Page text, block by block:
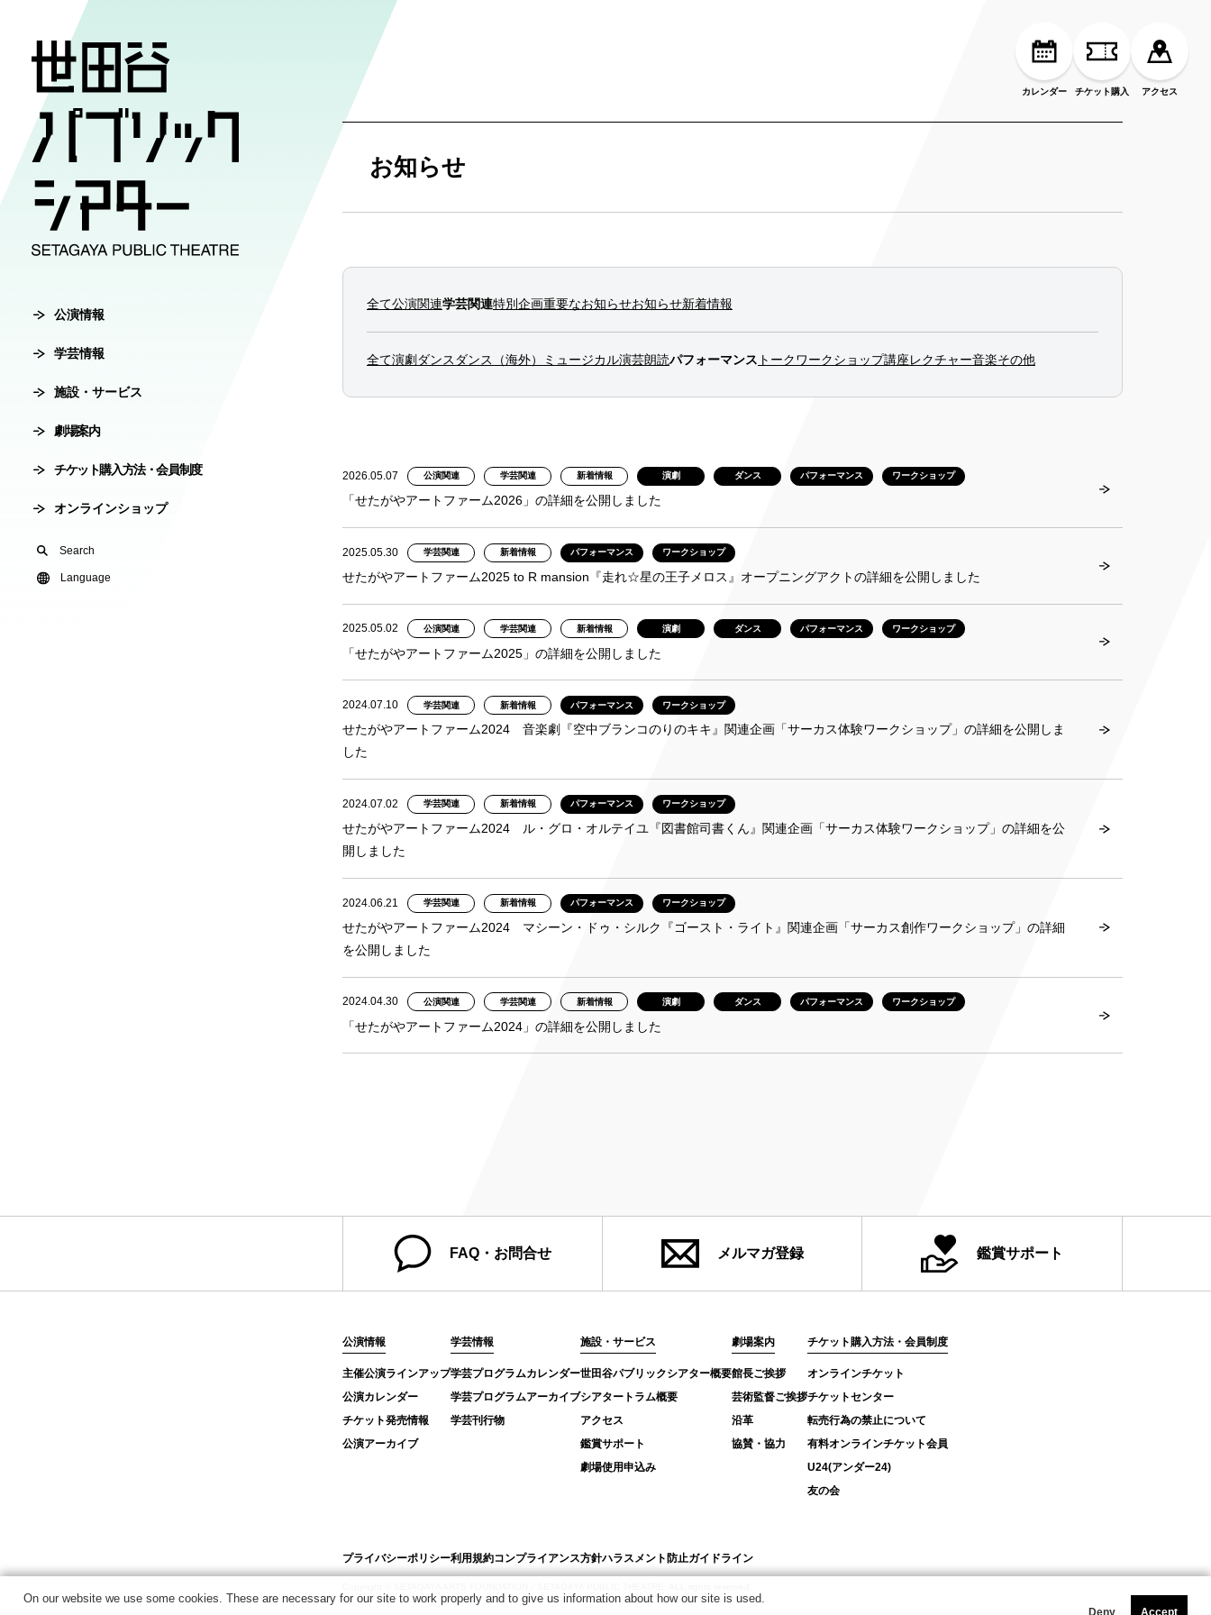
公演情報
公演情報
主催公演ラインアップ
公演カレンダー
チケット発売情報
公演アーカイブ
学芸情報
学芸情報
学芸プログラムカレンダー
学芸プログラムアーカイブ
学芸刊行物
施設・サービス
施設・サービス
世田谷パブリックシアター概要
シアタートラム概要
鑑賞サポート
劇場案内
劇場案内
館長ご挨拶
芸術監督ご挨拶
協賛・協力
チケット購入方法・会員制度
チケット購入方法・会員制度
オンラインチケット
転売行為の禁止について
有料オンラインチケット会員
友の会
オンラインショップ
Search
Language
カレンダー チケット購入 アクセス
お知らせ
全て公演関連学芸関連特別企画重要なお知らせお知らせ新着情報
全て演劇 ダンス ダンス（海外） ミュージカル演芸朗読パフォーマンス トークワークショップ講座レクチャー音楽その他
2026.05.07 公演関連 学芸関連 新着情報 演劇 ダンス パフォーマンス ワークショップ
「せたがやアートファーム2026」の詳細を公開しました
2025.05.30 学芸関連 新着情報 パフォーマンス ワークショップ
せたがやアートファーム2025 to R mansion『走れ☆星の王子メロス』オープニングアクトの詳細を公開しました
2025.05.02 公演関連 学芸関連 新着情報 演劇 ダンス パフォーマンス ワークショップ
「せたがやアートファーム2025」の詳細を公開しました
2024.07.10 学芸関連 新着情報 パフォーマンス ワークショップ
せたがやアートファーム2024 音楽劇『空中ブランコのりのキキ』関連企画「サーカス体験ワークショップ」の詳細を公開しま
した
2024.07.02 学芸関連 新着情報 パフォーマンス ワークショップ
せたがやアートファーム2024 ル・グロ・オルテイユ『図書館司書くん』関連企画「サーカス体験ワークショップ」の詳細を公
開しました
2024.06.21 学芸関連 新着情報 パフォーマンス ワークショップ
せたがやアートファーム2024 マシーン・ドゥ・シルク『ゴースト・ライト』関連企画「サーカス創作ワークショップ」の詳細
を公開しました
2024.04.30 公演関連 学芸関連 新着情報 演劇 ダンス パフォーマンス ワークショップ
「せたがやアートファーム2024」の詳細を公開しました
FAQ・お問合せ メルマガ登録 鑑賞サポート
公演情報
主催公演ラインアップ
公演カレンダー
チケット発売情報
公演アーカイブ
学芸情報
学芸プログラムカレンダー
学芸プログラムアーカイブ
学芸刊行物
施設・サービス
世田谷パブリックシアター概要
シアタートラム概要
アクセス
鑑賞サポート
劇場使用申込み
劇場案内
館長ご挨拶
芸術監督ご挨拶
沿革
協賛・協力
チケット購入方法・会員制度
オンラインチケット
チケットセンター
転売行為の禁止について
有料オンラインチケット会員
U24(アンダー24)
友の会
プライバシーポリシー利用規約コンプライアンス方針ハラスメント防止ガイドライン
On our website we use some cookies. These are necessary for our site to work properly and to give us information about how our site is used.
Deny Accept